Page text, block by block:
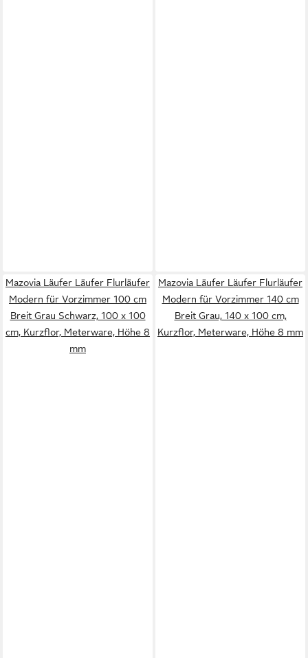
Mazovia Läufer Läufer Flurläufer
Modern für Vorzimmer 100 cm
Breit Grau Schwarz, 100 x 100
cm, Kurzflor, Meterware, Höhe 8
mm
Mazovia Läufer Läufer Flurläufer
Modern für Vorzimmer 140 cm
Breit Grau, 140 x 100 cm,
Kurzflor, Meterware, Höhe 8 mm